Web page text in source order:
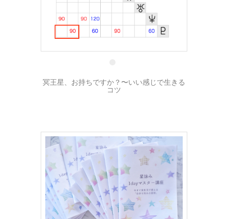
冥王星、お持ちですか？〜いい感じで生きる
コツ